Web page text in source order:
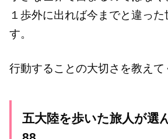
１歩外に出れば今までと違った
す。
行動することの大切さを教えて
五大陸を歩いた旅人が選